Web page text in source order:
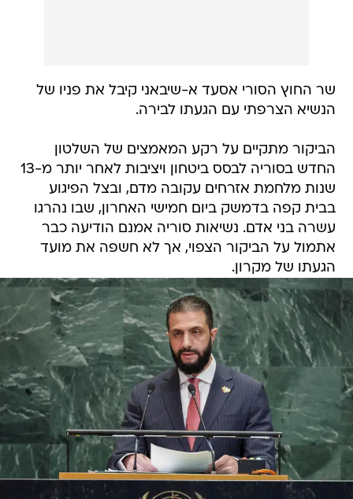
שר החוץ הסורי אסעד א-שיבאני קיבל את פניו של
הנשיא הצרפתי עם הגעתו לבירה.
הביקור מתקיים על רקע המאמצים של השלטון
החדש בסוריה לבסס ביטחון ויציבות לאחר יותר מ-13
שנות מלחמת אזרחים עקובה מדם, ובצל הפיגוע
בבית קפה בדמשק ביום חמישי האחרון, שבו נהרגו
עשרה בני אדם. נשיאות סוריה אמנם הודיעה כבר
אתמול על הביקור הצפוי, אך לא חשפה את מועד
הגעתו של מקרון.